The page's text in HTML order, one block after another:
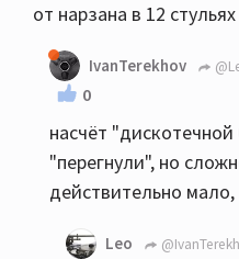
от нарзана в 12
IvanTerekhov
0
насчёт
"перегнули", но
действительно
Leo